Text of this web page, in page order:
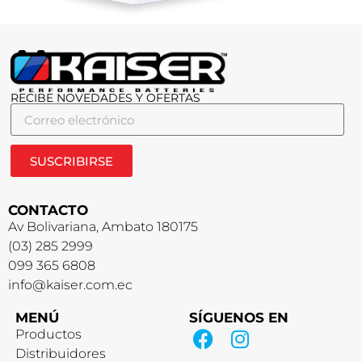
RECIBE NOVEDADES Y OFERTAS
SUSCRIBIRSE
CONTACTO
Av Bolivariana, Ambato 180175
(03) 285 2999
099 365 6808
info@kaiser.com.ec
MENÚ
Productos
Distribuidores
SÍGUENOS EN